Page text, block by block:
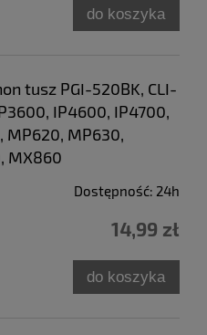
do koszyka
tusz PGI-520BK, CLI-
IP4600, IP4700,
MP620, MP630,
MX860
Dostępność: 24h
14,99 zł
do koszyka